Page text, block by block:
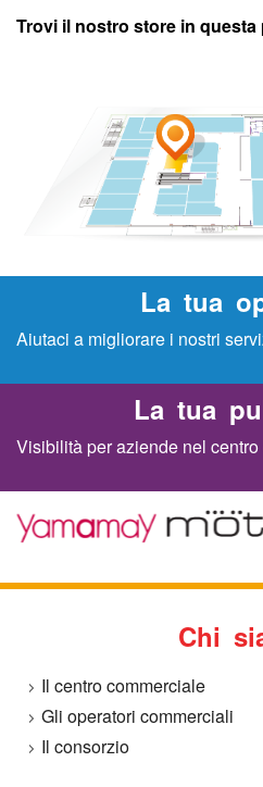
A
l
n
o
e
Trovi il nostro store in questa
La tua
Aiutaci a migliorare i nostri
La tua
Visibilità per aziende nel
Chi
Il centro commerciale
Gli operatori commerciali
Il consorzio